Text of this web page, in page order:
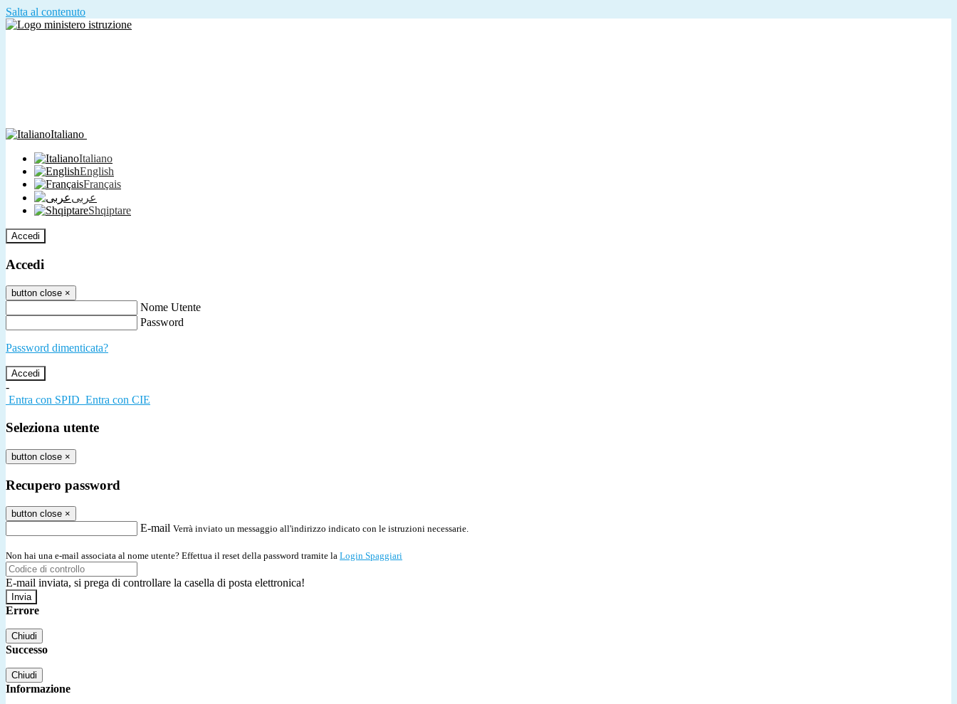
Salta al contenuto
Italiano
Italiano
English
Français
عربى
Shqiptare
Accedi
Accedi
button close ×
Nome Utente
Password
Password dimenticata?
-
Entra con SPID Entra con CIE
Seleziona utente
button close ×
Recupero password
button close ×
E-mail Verrà inviato un messaggio all'indirizzo indicato con le istruzioni necessarie.
Non hai una e-mail associata al nome utente? Effettua il reset della password tramite la Login Spaggiari
E-mail inviata, si prega di controllare la casella di posta elettronica!
Errore
Chiudi
Successo
Chiudi
Informazione